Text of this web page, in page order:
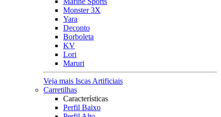
Monster 3X
Yara
Deconto
Borboleta
KV
Lori
Maruri
Veja mais Iscas Artificiais
Carretilhas
Características
Perfil Baixo